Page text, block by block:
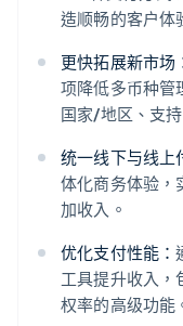
造顺畅的客户体
更快拓展新市场
项降低多币种管
国家/地区、支
统一线下与线上
体化商务体验，
加收入。
优化支付性能：
工具提升收入，
权率的高级功能
阿联酋
爱尔兰
English
爱沙尼亚
English